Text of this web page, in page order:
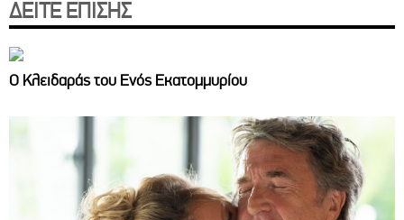
ΔΕΙΤΕ ΕΠΙΣΗΣ
Ο Κλειδαράς του Ενός Εκατομμυρίου